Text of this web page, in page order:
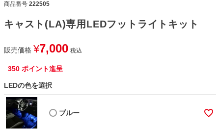
商品番号 222505
キャスト(LA)専用LEDフットライトキット
販売価格 ¥7,000 税込
350 ポイント進呈
LEDの色を選択
ブルー